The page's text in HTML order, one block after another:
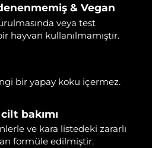
& Vegan
veya test
hayvan kullanılmamıştır.
bir yapay koku içermez.
bakımı
ve kara listedeki zararlı
formüle edilmiştir.
Tahmini teslim tarihi29/1/2026
Tahmini teslim tarihi
Tahmini teslim tarihi30/1/2026